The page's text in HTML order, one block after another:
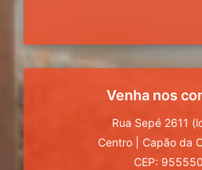
Venha nos
Rua Sepé 2611
Centro
Capão da
CEP: